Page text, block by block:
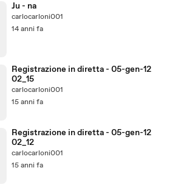
Ju - na
carlocarloni001
14 anni fa
Registrazione in diretta - 05-gen-12
02_15
carlocarloni001
15 anni fa
Registrazione in diretta - 05-gen-12
02_12
carlocarloni001
15 anni fa